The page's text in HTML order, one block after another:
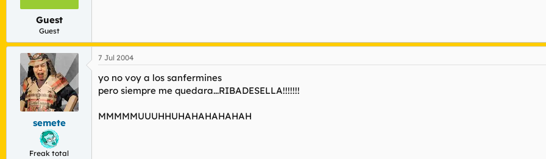
Guest
Guest
semete
Freak total
7 Jul 2004
yo no voy a los sanfermines
pero siempre me quedara...RIBADESELLA!!!!!!!
MMMMMUUUHHUHAHAHAHAHAH